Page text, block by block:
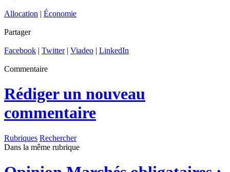
Allocation | Économie
Partager
Facebook | Twitter| Viadeo | LinkedIn
Commentaire
Rédiger un nouveau
commentaire
Rubriques Rechercher
Dans la même rubrique